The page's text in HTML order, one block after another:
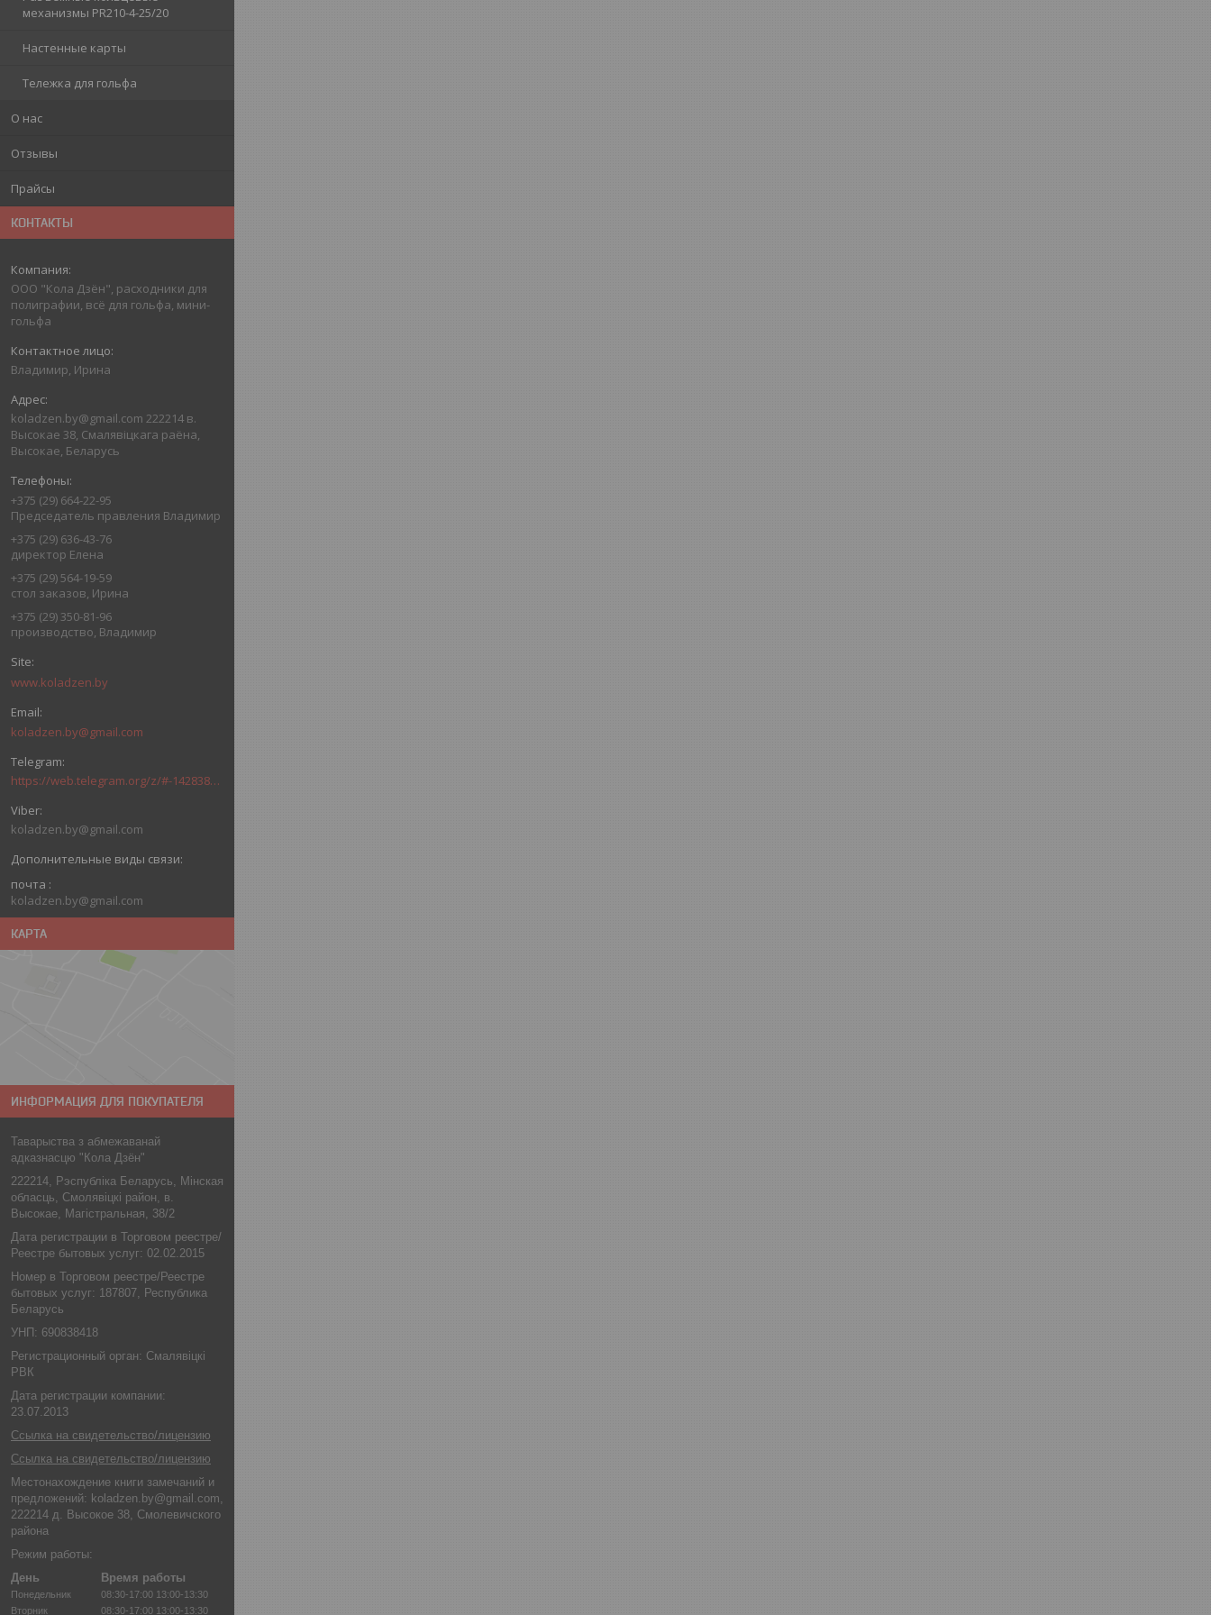
механизмы PR210-4-25/20
Настенные карты
Тележка для гольфа
О нас
Отзывы
Прайсы
КОНТАКТЫ
ООО "Кола Дзён", расходники для
полиграфии, всё для гольфа, мини-
гольфа
Владимир, Ирина
koladzen.by@gmail.com 222214 в.
Высокае 38, Смалявіцкага раёна,
Высокае, Беларусь
+375 (29) 664-22-95
Председатель правления Владимир
+375 (29) 636-43-76
директор Елена
+375 (29) 564-19-59
стол заказов, Ирина
+375 (29) 350-81-96
производство, Владимир
www.koladzen.by
koladzen.by@gmail.com
https://web.telegram.org/z/#-1428385851
koladzen.by@gmail.com
почта
koladzen.by@gmail.com
КАРТА
ИНФОРМАЦИЯ ДЛЯ ПОКУПАТЕЛЯ
Таварыства з абмежаванай
адказнасцю "Кола Дзён"
222214, Рэспублiка Беларусь, Мiнская
обласць, Смолявiцкi район, в.
Высокае, Магістральная, 38/2
Дата регистрации в Торговом реестре/
Реестре бытовых услуг: 02.02.2015
Номер в Торговом реестре/Реестре
бытовых услуг: 187807, Республика
Беларусь
УНП: 690838418
Регистрационный орган: Смалявіцкі
РВК
Дата регистрации компании:
23.07.2013
Ссылка на свидетельство/лицензию
Ссылка на свидетельство/лицензию
Местонахождение книги замечаний и
предложений: koladzen.by@gmail.com,
222214 д. Высокое 38, Смолевичского
района
Режим работы:
День
Время работы
Понедельник 08:30-17:00 13:00-13:30
Вторник
08:30-17:00 13:00-13:30